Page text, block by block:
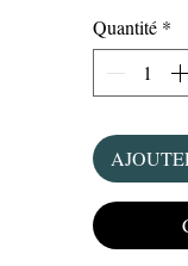
et une
réaliser des
Sans
pour
Vegan
respect
Quantité *